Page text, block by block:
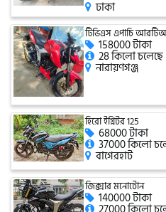
গ্রীন টাইগার (Green Tiger)
বীটল বোল্ট (Beetle Bolt)
বেনেলি (Benelli)
বেনেট (Bennett)
ঢাকা
টিভিএস এপাচি
158000 টাকা
28 কিলো চলেছে
নারায়ণগঞ্জ
হিরো ইগ্নিটর 125
68000 টাকা
37000 কিলো
বাগেরহাট
জিক্সার মনোটোন
140000 টাকা